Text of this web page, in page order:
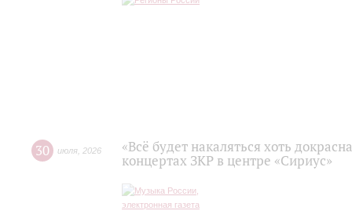
30 июля 2026
«Всё будет накаляться хоть
концертах ЗКР в центре «Сириус»